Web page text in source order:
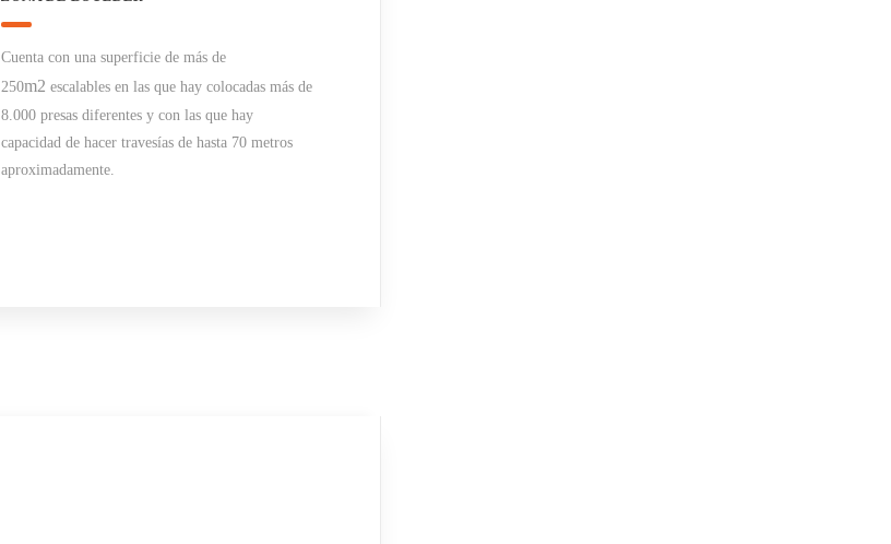
Cuenta con una superficie de más de
250m2 escalables en las que hay colocadas más de
8.000 presas diferentes y con las que hay
capacidad de hacer travesías de hasta 70 metros
aproximadamente.